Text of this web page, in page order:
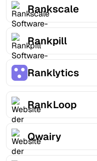
Rankscale
Rankpill
Ranklytics
RankLoop
Qwairy